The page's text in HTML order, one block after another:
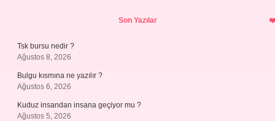
Son Yazılar
Tsk bursu nedir ?
Ağustos 8, 2026
Bulgu kısmına ne yazılır ?
Ağustos 6, 2026
Kuduz insandan insana geçiyor mu ?
Ağustos 5, 2026